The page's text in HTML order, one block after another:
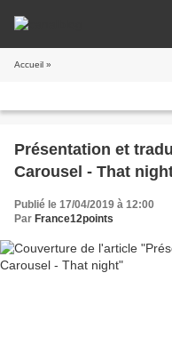
Accueil »
Présentation et
Carousel - That
Publié le 17/04/2019 à 12:00
Par France12points